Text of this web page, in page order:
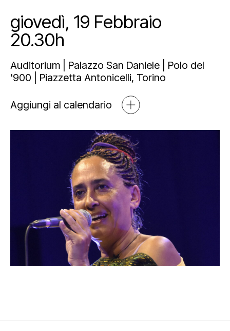
Educational
Esposizioni
Art Bonus
Partnership e sponsorship
Mediahub
Multimedia
Open tools
Blog
Orari e contatti
giovedì, 19 Febbraio
20.30h
Auditorium | Palazzo San Daniele | Polo del
'900 | Piazzetta Antonicelli, Torino
Aggiungi al calendario